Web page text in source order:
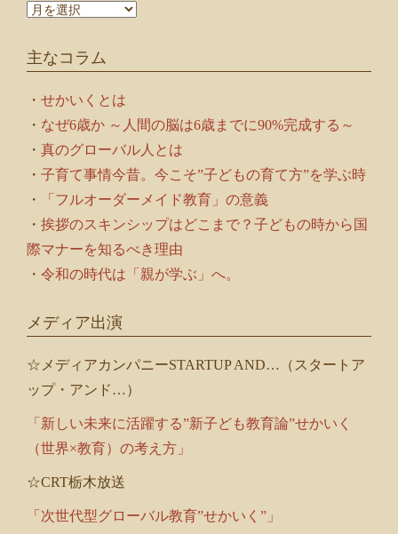
過
コ
ム
主なコラム
・ せかいくとは
・ なぜ6歳か ～人間の脳は6歳までに90%完成する～
・ 真のグローバル人とは
・ 子育て事情今昔。今こそ”子どもの育て方”を学ぶ時
・
「フルオーダーメイド教育」の意義
・ 挨拶のスキンシップはどこまで？子どもの時から国
際マナーを知るべき理由
・ 令和の時代は「親が学ぶ」へ。
メディア出演
☆メディアカンパニーSTARTUP AND…（スタートア
ップ・アンド…）
「新しい未来に活躍する”新子ども教育論”せかいく
（世界×教育）の考え方」
☆CRT栃木放送
「次世代型グローバル教育”せかいく”」